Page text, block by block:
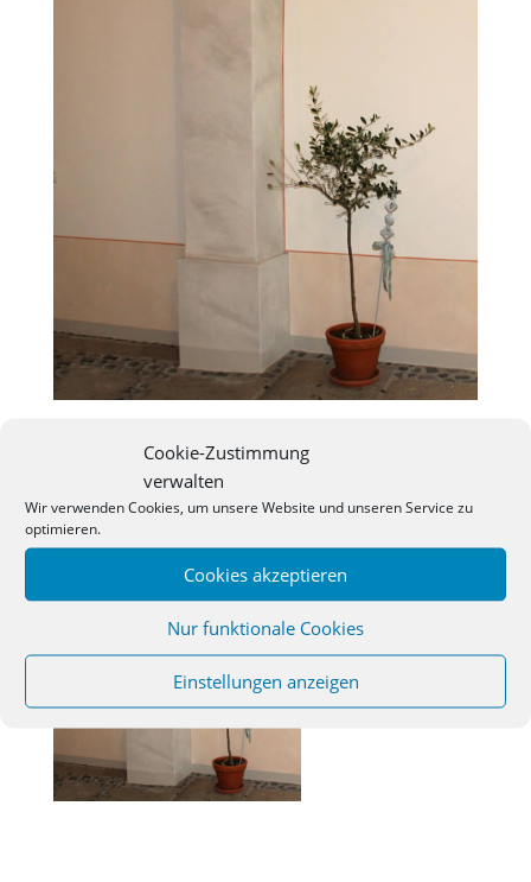
Cookie-Zustimmung
verwalten
Wir verwenden Cookies, um unsere Website und unseren Service zu
optimieren.
Cookies akzeptieren
Nur funktionale Cookies
Einstellungen anzeigen